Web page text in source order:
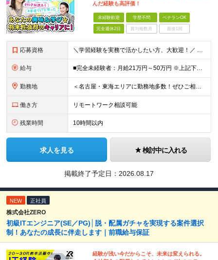
んだ経験も高評価！
未経験歓迎 学歴不問 ベテランOK
完全週休2日 賞与複数月 面接1回
応募資格 ＼学習経験を実務で活かしたい方、大歓迎！／ 【学歴・経験不問】 ・未経験OK ・業界未経験OK ・第二新卒歓迎 ・社会人経験が浅い方も歓迎 ・異業種からの転職歓迎 【下記の方歓迎！】 ・プログラミ
給与 ■完全未経験者：月給21万円～50万円 ※上記下限金額は最低保証額 ※経験・スキルに応じて優遇 ※残業代は別途支給
勤務地 ＜名古屋・東海エリアに勤務地多数！ぜひご相談ください＞ 【転勤なし】本社および東海エリアの業務先 本社／愛知県名古屋市中村区名駅 ※敷地内全面禁煙
働き方 リモートワーク相談可能
残業時間 10時間以内
求人を見る 検討中に入れる
掲載終了予定日： 2026.08.17
NEW 正社員
株式会社ZERO
初級ITエンジニア(SE／PG)│脱・配属ガチャを実現する案件選択
制！あなたの成長に伴走します｜前職給与保証
経験が浅い今だからこそ、未来は変えられる。